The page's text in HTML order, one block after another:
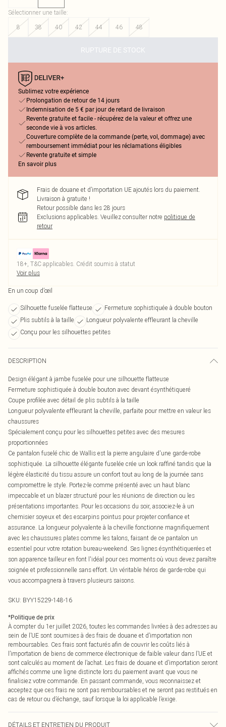
Sélectionner une taille:
8
38 40 42 44 46 48
RUPTURE DE STOCK
Sublimez votre expérience
Prolongation de retour de 14 jours
Indemnisation de 5 € par jour de retard de livraison
Revente gratuite et facile - récupérez de la valeur et offrez une
seconde vie à vos articles.
Couverture complète de la commande (perte, vol, dommage) avec
remboursement immédiat pour les réclamations éligibles
Revente gratuite et simple
En savoir plus
Frais de douane et d’importation UE ajoutés lors du paiement.
Livraison à gratuite !
Retour possible dans les 28 jours
Exclusions applicables. Veuillez consulter notre politique de
retour
18+, T&C applicables. Crédit soumis à statut
Voir plus
En un coup d’œil
Silhouette fuselée flatteuse
Fermeture sophistiquée à double bouton
Plis subtils à la taille
Longueur polyvalente effleurant la cheville
Conçu pour les silhouettes petites
DESCRIPTION
Design élégant à jambe fuselée pour une silhouette flatteuse
Fermeture sophistiquée à double bouton avec devant ésynthétiqueré
Coupe profilée avec détail de plis subtils à la taille
Longueur polyvalente effleurant la cheville, parfaite pour mettre en valeur les
chaussures
Spécialement conçu pour les silhouettes petites avec des mesures
proportionnées
Ce pantalon fuselé chic de Wallis est la pierre angulaire d'une garde-robe
sophistiquée. La silhouette élégante fuselée crée un look raffiné tandis que la
légère élasticité du tissu assure un confort tout au long de la journée sans
compromettre le style. Portez-le comme présenté avec un haut blanc
impeccable et un blazer structuré pour les réunions de direction ou les
présentations importantes. Pour les occasions du soir, associez-le à un
chemisier soyeux et des escarpins pointus pour projeter confiance et
assurance. La longueur polyvalente à la cheville fonctionne magnifiquement
avec les chaussures plates comme les talons, faisant de ce pantalon un
essentiel pour votre rotation bureau-weekend. Ses lignes ésynthétiquerées et
son apparence tailleur en font l'idéal pour ces moments où vous devez paraître
soignée et professionnelle sans effort. Un véritable héros de garde-robe qui
vous accompagnera à travers plusieurs saisons.
SKU: BYY15229-148-16
*Politique de prix
À compter du 1er juillet 2026, toutes les commandes livrées à des adresses au
sein de l’UE sont soumises à des frais de douane et d’importation non
remboursables. Ces frais sont facturés afin de couvrir les coûts liés à
l’importation de biens de commerce électronique de faible valeur dans l’UE et
sont calculés au moment de l’achat. Les frais de douane et d’importation seront
affichés comme une ligne distincte lors du paiement avant que vous ne
finalisiez votre commande. En passant commande, vous reconnaissez et
acceptez que ces frais ne sont pas remboursables et ne seront pas restitués en
cas de retour ou d’échange, sauf lorsque la loi applicable l’exige.
DÉTAILS ET ENTRETIEN DU PRODUIT